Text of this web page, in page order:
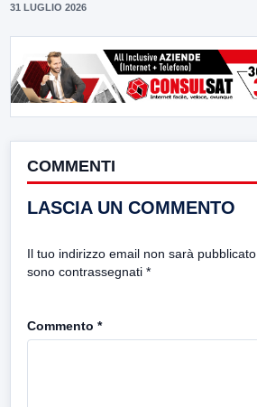
31 LUGLIO 2026
COMMENTI
LASCIA UN COMMENTO
Il tuo indirizzo email non sarà pubblicato.
sono contrassegnati *
Commento *